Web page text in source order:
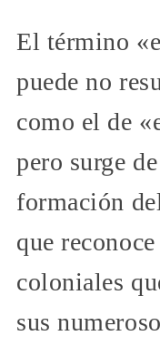
El término
puede no
como el de
pero surge
formación
que
coloniales
sus